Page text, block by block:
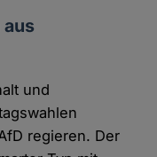
und
regieren. Der